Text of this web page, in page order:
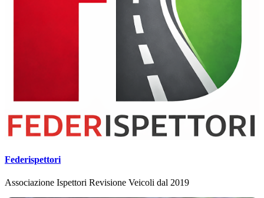
Federispettori
Associazione Ispettori Revisione Veicoli dal 2019